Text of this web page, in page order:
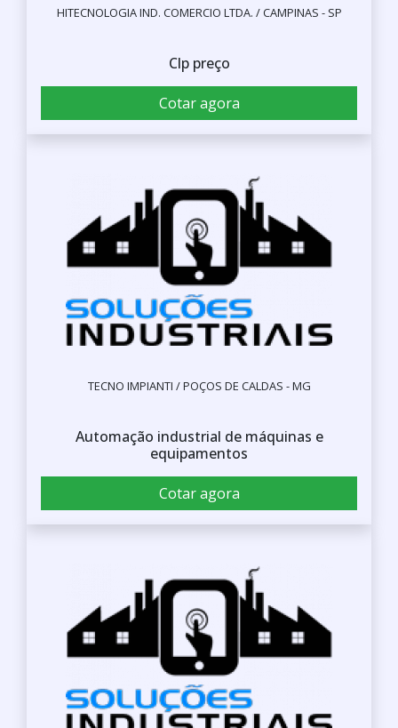
HITECNOLOGIA IND. COMERCIO LTDA. / CAMPINAS - SP
Clp preço
Cotar agora
TECNO IMPIANTI / POÇOS DE CALDAS - MG
Automação industrial de máquinas e
equipamentos
Cotar agora